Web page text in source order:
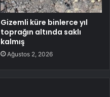
Gizemli küre binlerce yıl
toprağın altında saklı
kalmış
Ağustos 2, 2026